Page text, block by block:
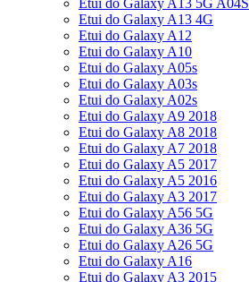
Etui do Galaxy A13 5G A04S
Etui do Galaxy A13 4G
Etui do Galaxy A12
Etui do Galaxy A10
Etui do Galaxy A05s
Etui do Galaxy A03s
Etui do Galaxy A02s
Etui do Galaxy A9 2018
Etui do Galaxy A8 2018
Etui do Galaxy A7 2018
Etui do Galaxy A5 2017
Etui do Galaxy A5 2016
Etui do Galaxy A3 2017
Etui do Galaxy A56 5G
Etui do Galaxy A36 5G
Etui do Galaxy A26 5G
Etui do Galaxy A16
Etui do Galaxy A3 2015